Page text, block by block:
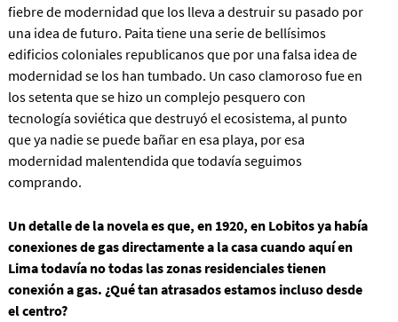
fiebre de modernidad que los lleva a destruir su pasado por
una idea de futuro. Paita tiene una serie de bellísimos
edificios coloniales republicanos que por una falsa idea de
modernidad se los han tumbado. Un caso clamoroso fue en
los setenta que se hizo un complejo pesquero con
tecnología soviética que destruyó el ecosistema, al punto
que ya nadie se puede bañar en esa playa, por esa
modernidad malentendida que todavía seguimos
comprando.
Un detalle de la novela es que, en 1920, en Lobitos ya había
conexiones de gas directamente a la casa cuando aquí en
Lima todavía no todas las zonas residenciales tienen
conexión a gas. ¿Qué tan atrasados estamos incluso desde
el centro?